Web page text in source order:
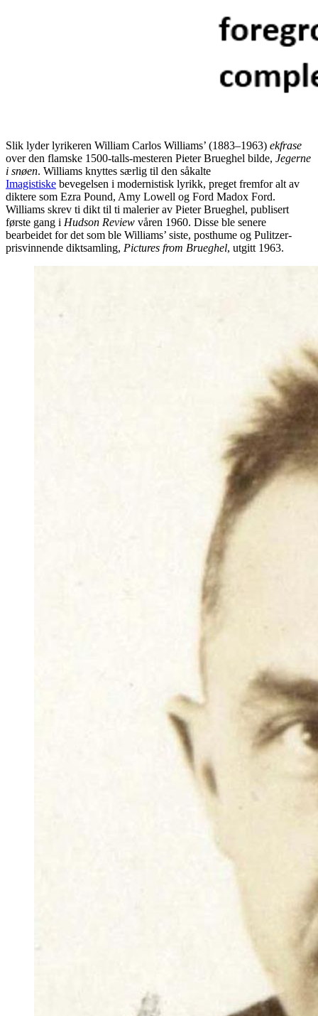
Slik lyder lyrikeren William Carlos Williams’ (1883–1963) ekfrase
over den flamske 1500-talls-mesteren Pieter Brueghel bilde, Jegerne
i snøen. Williams knyttes særlig til den såkalte
Imagistiske bevegelsen i modernistisk lyrikk, preget fremfor alt av
diktere som Ezra Pound, Amy Lowell og Ford Madox Ford.
Williams skrev ti dikt til ti malerier av Pieter Brueghel, publisert
første gang i Hudson Review våren 1960. Disse ble senere
bearbeidet for det som ble Williams’ siste, posthume og Pulitzer-
prisvinnende diktsamling, Pictures from Brueghel, utgitt 1963.